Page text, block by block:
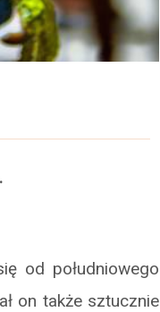
od południowego
on także sztucznie